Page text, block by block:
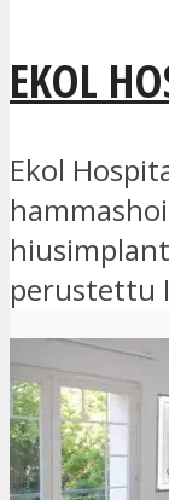
EKOL
Ekol
perustettu